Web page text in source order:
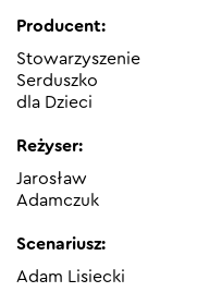
Producent:
Stowarzyszenie
Serduszko
dla Dzieci
Reżyser:
Jarosław
Adamczuk
Scenariusz:
Adam Lisiecki